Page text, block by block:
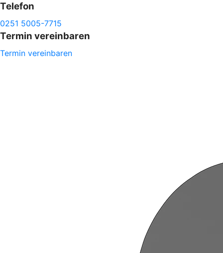
Telefon
0251 5005-7715
Termin vereinbaren
Termin vereinbaren